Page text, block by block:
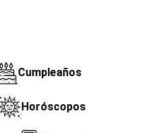
Cumpleaños
Horóscopos